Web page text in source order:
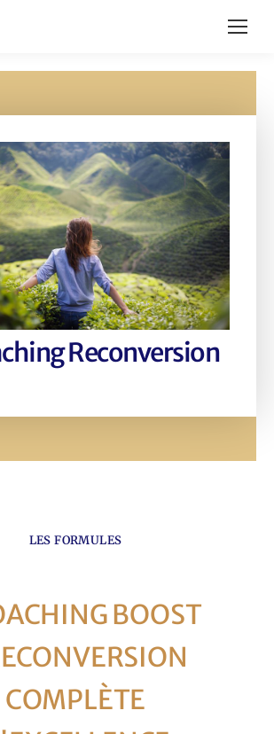
Reconversion
LES FORMULES
BOOST
COMPLÈTE